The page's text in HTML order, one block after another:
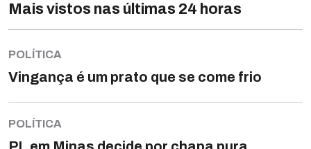
Mais vistos nas últimas 24 horas
POLÍTICA
Vingança é um prato que se come frio
POLÍTICA